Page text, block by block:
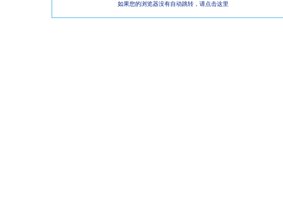
如果您的浏览器没有自动跳转，请点击这里